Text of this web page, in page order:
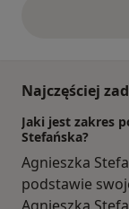
Najczęściej
Jaki jest zakres
Stefańska?
Agnieszka
podstawie
Agnieszka